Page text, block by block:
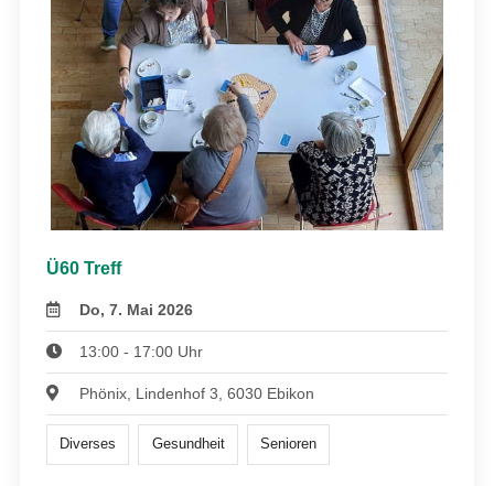
Ü60 Treff
Do, 7. Mai 2026
13:00 - 17:00 Uhr
Phönix, Lindenhof 3, 6030 Ebikon
Diverses Gesundheit Senioren